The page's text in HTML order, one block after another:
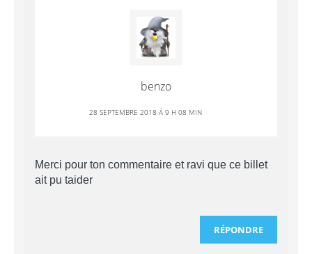
benzo
28 SEPTEMBRE 2018 Á 9 H 08 MIN
Merci pour ton commentaire et ravi que ce billet
ait pu taider
RÉPONDRE